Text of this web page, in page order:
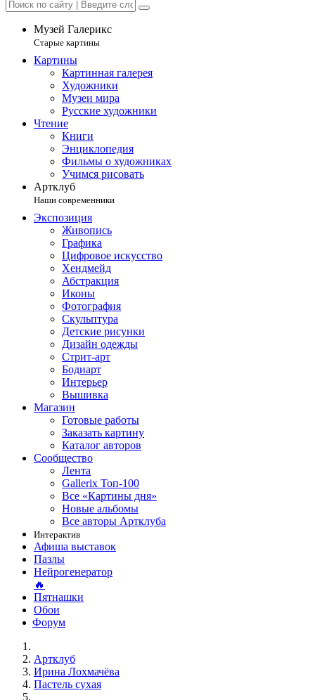
Музей Галерикс
Старые картины
Картины
Картинная галерея
Художники
Музеи мира
Русские художники
Чтение
Книги
Энциклопедия
Фильмы о художниках
Учимся рисовать
Артклуб
Наши современники
Экспозиция
Живопись
Графика
Цифровое искусство
Хендмейд
Абстракция
Иконы
Фотография
Скульптура
Детские рисунки
Дизайн одежды
Стрит-арт
Бодиарт
Интерьер
Вышивка
Магазин
Готовые работы
Заказать картину
Каталог авторов
Сообщество
Лента
Gallerix Топ-100
Все «Картины дня»
Новые альбомы
Все авторы Артклуба
Интерактив
Афиша выставок
Пазлы
Нейрогенератор
🔥
Пятнашки
Обои
Форум
Артклуб
Ирина Лохмачёва
Пастель сухая